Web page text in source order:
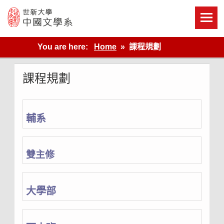
content
世新大學教學單位的網站
You are here:
Home 課程規劃
課程規劃
輔系
雙主修
大學部